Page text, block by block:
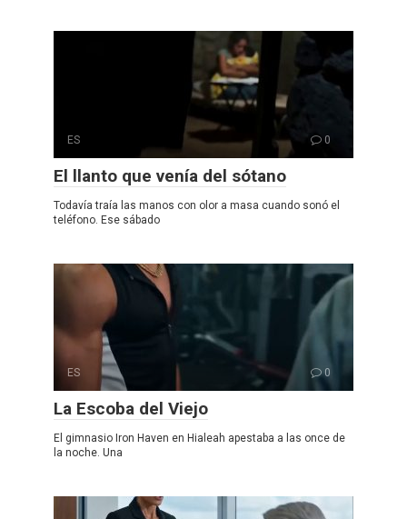
ES 0
El llanto que venía del sótano
Todavía traía las manos con olor a masa cuando sonó el
teléfono. Ese sábado
ES 0
La Escoba del Viejo
El gimnasio Iron Haven en Hialeah apestaba a las once de
la noche. Una